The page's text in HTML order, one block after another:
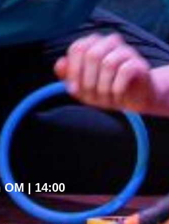
OM | 14:00